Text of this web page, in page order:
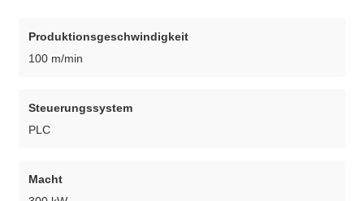
Produktionsgeschwindigkeit
100 m/min
Steuerungssystem
PLC
Macht